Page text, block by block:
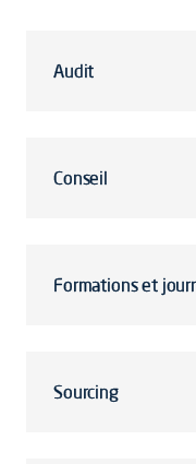
Audit
Conseil
Formations et
Sourcing